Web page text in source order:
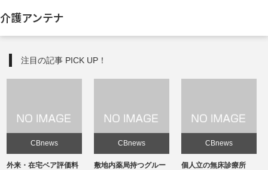
介護アンテナ
注目の記事 PICK UP！
CBnews
敷地内薬局持つグルー
CBnews
個人立の無床診療所
CBnews
個人立の無床診療所